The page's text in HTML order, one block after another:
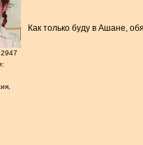
Как только буду в Ашане,